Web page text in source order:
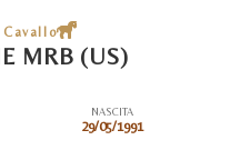
Cavallo
MRB (US)
NASCITA
29/05/1991